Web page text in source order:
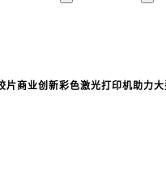
片商业创新彩色激光打印机助力